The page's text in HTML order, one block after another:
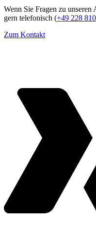
Wenn Sie Fragen zu unseren
gern telefonisch (+49 228
Zum Kontakt